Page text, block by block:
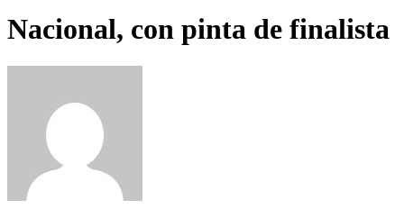
Nacional, con pinta de finalista